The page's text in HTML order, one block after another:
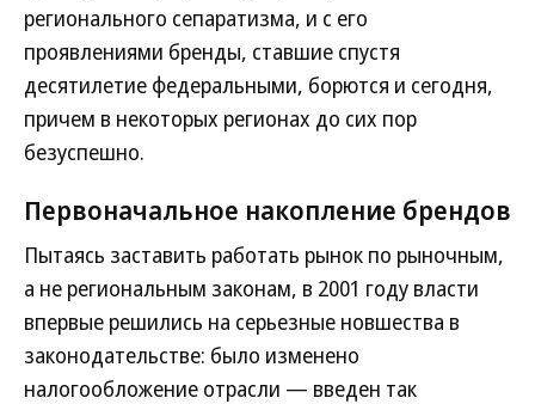
регионального сепаратизма, и с его
проявлениями бренды, ставшие спустя
десятилетие федеральными, борются и сегодня,
причем в некоторых регионах до сих пор
безуспешно.
Первоначальное накопление брендов
Пытаясь заставить работать рынок по рыночным,
а не региональным законам, в 2001 году власти
впервые решились на серьезные новшества в
законодательстве: было изменено
налогообложение отрасли — введен так